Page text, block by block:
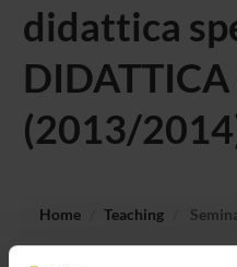
didattica
DIDATTICA
(2013/
Home Teaching